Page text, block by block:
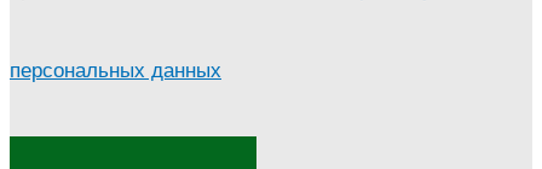
персональных данных